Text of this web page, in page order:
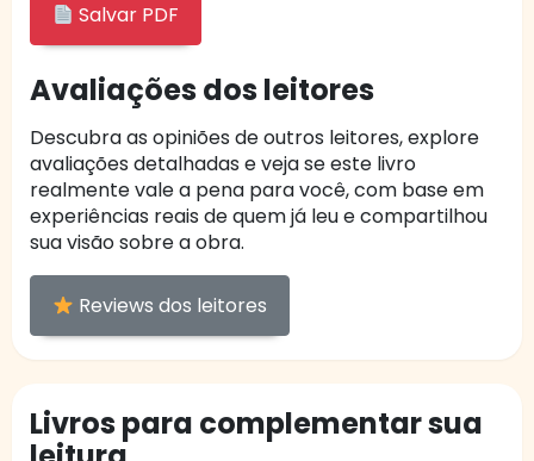
Salvar PDF
Avaliações dos leitores
Descubra as opiniões de outros leitores, explore
avaliações detalhadas e veja se este livro
realmente vale a pena para você, com base em
experiências reais de quem já leu e compartilhou
sua visão sobre a obra.
Reviews dos leitores
Livros para complementar sua